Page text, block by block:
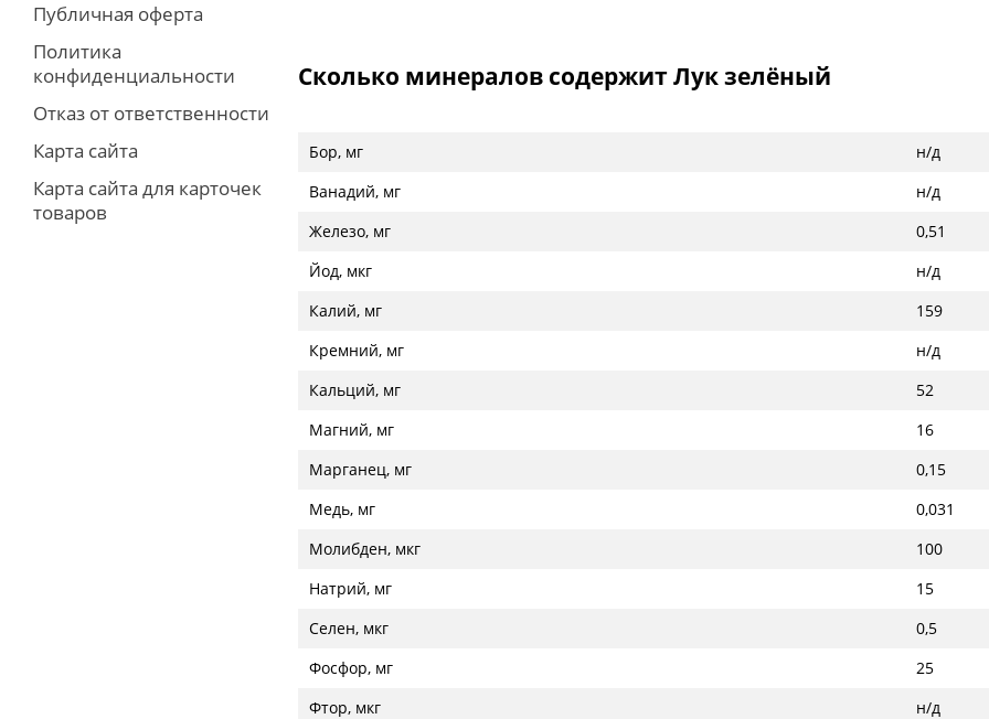
Сколько минералов содержит Лук зелёный
Бор, мг
н/д
Ванадий, мг
н/д
Железо, мг
0,51
Йод, мкг
н/д
Калий, мг
159
Кремний, мг
н/д
Кальций, мг
52
Магний, мг
16
Марганец, мг
0,15
Медь, мг
0,031
Молибден, мкг
100
Натрий, мг
15
Селен, мкг
0,5
Фосфор, мг
25
Фтор, мкг
н/д
Публичная оферта
Политика
конфиденциальности
Отказ от ответственности
Карта сайта
Карта сайта для карточек
товаров